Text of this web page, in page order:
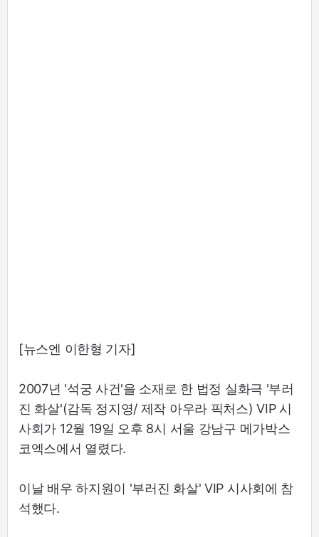
[뉴스엔 이한형 기자]
2007년 '석궁 사건'을 소재로 한 법정 실화극 '부러
진 화살'(감독 정지영/ 제작 아우라 픽처스) VIP 시
사회가 12월 19일 오후 8시 서울 강남구 메가박스
코엑스에서 열렸다.
이날 배우 하지원이 '부러진 화살' VIP 시사회에 참
석했다.